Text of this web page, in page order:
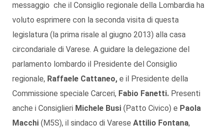
messaggio che il Consiglio regionale della Lombardia ha
voluto esprimere con la seconda visita di questa
legislatura (la prima risale al giugno 2013) alla casa
circondariale di Varese. A guidare la delegazione del
parlamento lombardo il Presidente del Consiglio
regionale, Raffaele Cattaneo, e il Presidente della
Commissione speciale Carceri, Fabio Fanetti. Presenti
anche i Consiglieri Michele Busi (Patto Civico) e Paola
Macchi (M5S), il sindaco di Varese Attilio Fontana,